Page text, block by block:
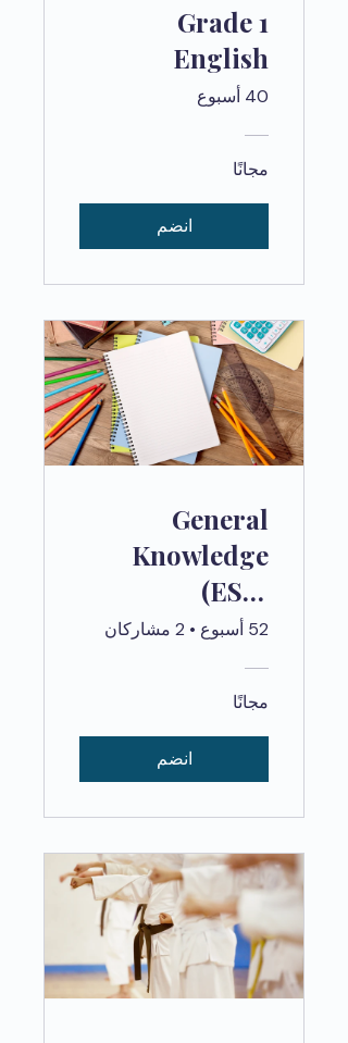
Grade 1
English
40 أسبوع
مجانًا
انضم
General
Knowledge
(ES) -
MANDATORY
52 أسبوع • 2 مشاركان
مجانًا
انضم